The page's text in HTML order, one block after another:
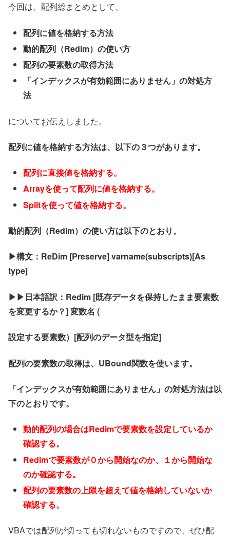
今回は、配列総まとめとして、
配列に値を格納する方法
動的配列（Redim）の使い方
配列の要素数の取得方法
「インデックスが有効範囲にありません」の対処方
法
についてお伝えしました。
配列に値を格納する方法は、以下の３つがあります。
配列に直接値を格納する。
Arrayを使って配列に値を格納する。
Splitを使って値を格納する。
動的配列（Redim）の使い方は以下のとおり。
▶構文：ReDim [Preserve] varname(subscripts)[As
type]
▶▶日本語訳：Redim [既存データを保持したまま要素数
を変更するか？] 変数名 (
設定する要素数）[配列のデータ型を指定]
配列の要素数の取得は、UBound関数を使います。
「インデックスが有効範囲にありません」の対処方法は以
下のとおりです。
動的配列の場合はRedimで要素数を設定しているか
確認する。
Redimで要素数が０から開始なのか、１から開始な
のか確認する。
配列の要素数の上限を超えて値を格納していないか
確認する。
VBAでは配列が切っても切れないものですので、ぜひ配